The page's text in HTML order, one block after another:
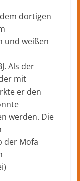
dortigen
und weißen
Als der
mit
er den
werden. Die
der Mofa